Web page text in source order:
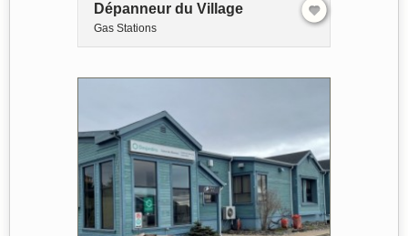
Dépanneur du Village
Gas Stations